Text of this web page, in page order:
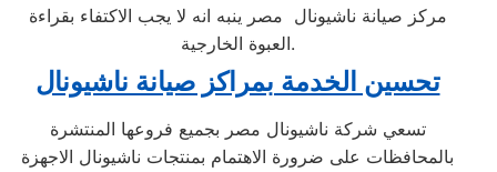
مركز صيانة ناشيونال مصر ينبه انه لا يجب الاكتفاء بقراءة
العبوة الخارجية.
تحسين الخدمة بمراكز صيانة ناشيونال
تسعي شركة ناشيونال مصر بجميع فروعها المنتشرة
بالمحافظات على ضرورة الاهتمام بمنتجات ناشيونال الاجهزة